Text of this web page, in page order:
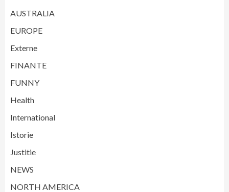
AUSTRALIA
EUROPE
Externe
FINANTE
FUNNY
Health
International
Istorie
Justitie
NEWS
NORTH AMERICA